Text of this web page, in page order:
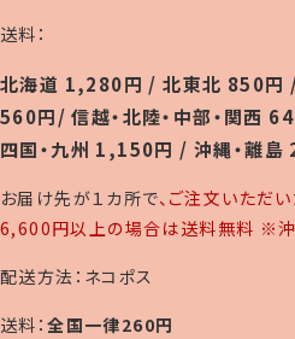
送料：
北海道 1,280円 / 北東北 850円
560円/ 信越・北陸・中部・関西
四国・九州 1,150円 / 沖縄・離
お届け先が１カ所で、ご注文いただ
6,600円以上の場合は送料無料 ※沖
配送方法：ネコポス
送料：全国一律260円